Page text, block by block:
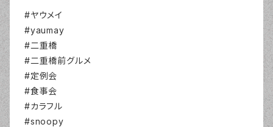
#ヤウメイ
#yaumay
#二重橋
#二重橋前グルメ
#定例会
#食事会
#カラフル
#snoopy